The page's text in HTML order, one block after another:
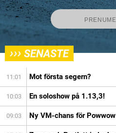
››› SENASTE
11:01 Mot första segern?
10:03 En soloshow på 1.13,3!
09:03 Ny VM-chans för Powwow